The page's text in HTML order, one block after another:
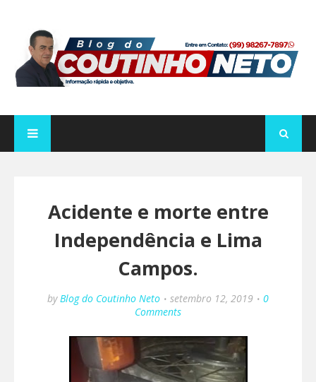
Acidente e morte entre
Independência e Lima
Campos.
by Blog do Coutinho Neto setembro 12, 2019
0
Comments